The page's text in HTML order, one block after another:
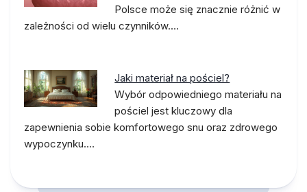
Polsce może się znacznie różnić w
zależności od wielu czynników.…
Jaki materiał na pościel?
Wybór odpowiedniego materiału na
pościel jest kluczowy dla
zapewnienia sobie komfortowego snu oraz zdrowego
wypoczynku.…